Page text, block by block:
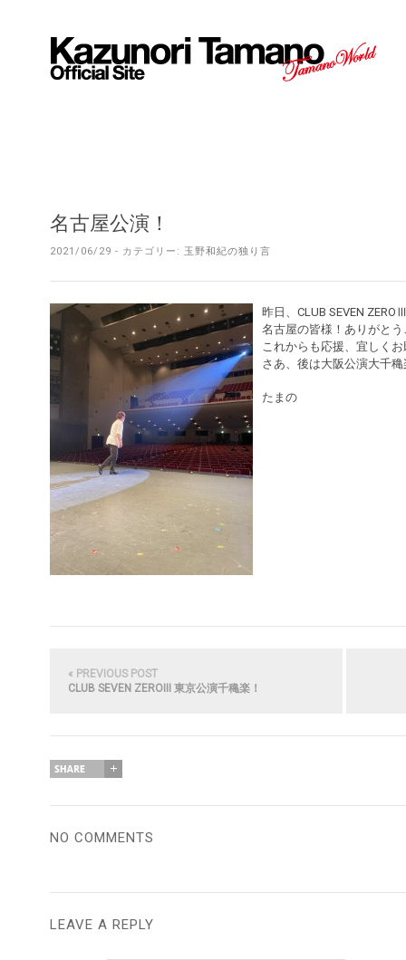
名古屋公演！
2021/06/29 - カテゴリー: 玉野和紀の独り言
昨日、CLUB SEVEN
名古屋の皆様！ありがと
これからも応援、宜しく
さあ、後は大阪公演大千
たまの
« PREVIOUS POST
CLUB SEVEN ZEROⅢ 東京公演千穐楽！
NO COMMENTS
LEAVE A REPLY